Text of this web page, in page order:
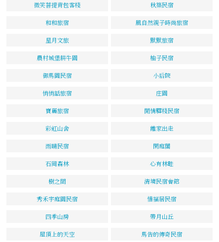
微笑菩提背包客棧 秋築民宿
和和旅宿 風自然親子時尚旅宿
星月文旅 默默旅宿
農村城堡耕牛園 柚子民宿
御馬園民宿 小后院
悄悄話旅宿 庄園
寶麗旅宿 閒情驛棧民宿
彩虹山舍 離家出走
雨晴民宿 閑庭閣
石岡森林 心有林畦
樹之間 清境民宿會館
秀禾宇庭園民宿 惜福居民宿
四季山房 帶月山丘
屋頂上的天空 馬告的傳奇民宿